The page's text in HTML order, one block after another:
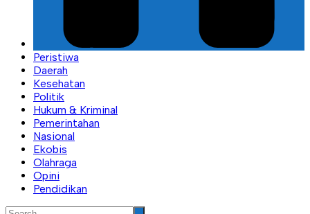
Peristiwa
Daerah
Kesehatan
Politik
Hukum & Kriminal
Pemerintahan
Nasional
Ekobis
Olahraga
Opini
Pendidikan